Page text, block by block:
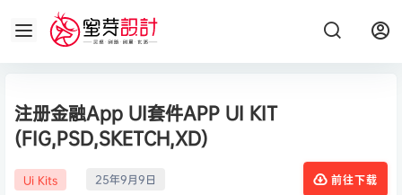
注册金融App UI套件APP UI KIT
(FIG,PSD,SKETCH,XD)
Ui Kits 25年9月9日 前往下载